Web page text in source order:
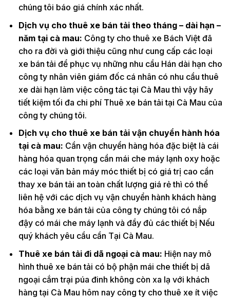
chúng tôi báo giá chính xác nhất.
Dịch vụ cho thuê xe bán tải theo tháng – dài hạn –
năm tại cà mau: Công ty cho thuê xe Bách Việt đã
cho ra đời và giới thiệu cũng như cung cấp các loại
xe bán tải để phục vụ những nhu cầu Hán dài hạn cho
công ty nhân viên giám đốc cá nhân có nhu cầu thuê
xe dài hạn làm việc công tác tại Cà Mau thì vậy hãy
tiết kiệm tối đa chi phí Thuê xe bán tải tại Cà Mau của
công ty chúng tôi.
Dịch vụ cho thuê xe bán tải vận chuyển hành hóa
tại cà mau: Cần vận chuyển hàng hóa đặc biệt là cái
hàng hóa quan trọng cần mái che máy lạnh oxy hoặc
các loại văn bản máy móc thiết bị có giá trị cao cần
thay xe bán tải an toàn chất lượng giá rẻ thì có thể
liên hệ với các dịch vụ vận chuyển hành khách hàng
hóa bằng xe bán tải của công ty chúng tôi có nắp
đậy có mái che máy lạnh và đầy đủ các thiết bị Nếu
quý khách yêu cầu cần Tại Cà Mau.
Thuê xe bán tải đi dã ngoại cà mau: Hiện nay mô
hình thuê xe bán tải có bộ phận mái che thiết bị dã
ngoại cắm trại púa đinh không còn xa lạ với khách
hàng tại Cà Mau hôm nay công ty cho thuê xe ít việc